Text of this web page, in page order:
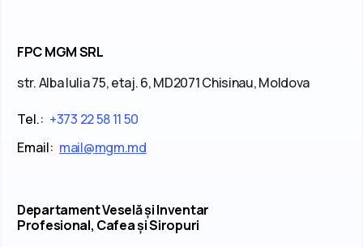
FPC MGM SRL
str. Alba Iulia 75, etaj. 6, MD2071 Chisinau, Moldova
Tel.: +373 22 58 11 50
Email: mail@mgm.md
Departament Veselă și Inventar
Profesional, Cafea și Siropuri